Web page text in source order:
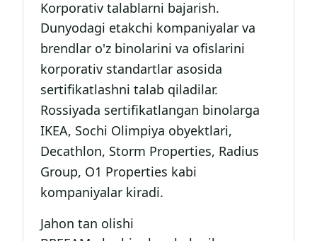
Korporativ talablarni bajarish.
Dunyodagi etakchi kompaniyalar va
brendlar o'z binolarini va ofislarini
korporativ standartlar asosida
sertifikatlashni talab qiladilar.
Rossiyada sertifikatlangan binolarga
IKEA, Sochi Olimpiya obyektlari,
Decathlon, Storm Properties, Radius
Group, O1 Properties kabi
kompaniyalar kiradi.
Jahon tan olishi